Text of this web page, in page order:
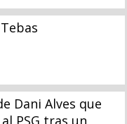
Dani Alves que
PSG tras un